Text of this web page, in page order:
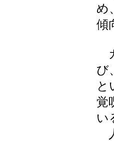
め
傾
び
と
覚
い